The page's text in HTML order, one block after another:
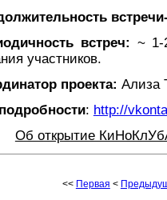
встреч: ~ 1-
участников.
проекта: Ализа
: http://
Об открытие
<< Первая <